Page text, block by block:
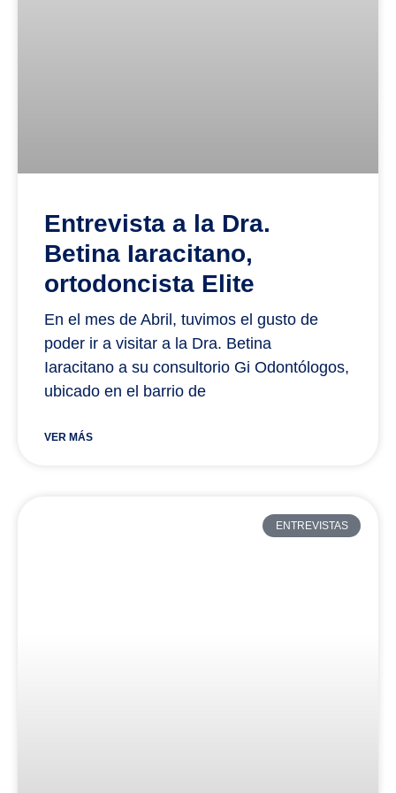
Entrevista a la Dra.
Betina Iaracitano,
ortodoncista Elite
En el mes de Abril, tuvimos el gusto de
poder ir a visitar a la Dra. Betina
Iaracitano a su consultorio Gi Odontólogos,
ubicado en el barrio de
VER MÁS
ENTREVISTAS